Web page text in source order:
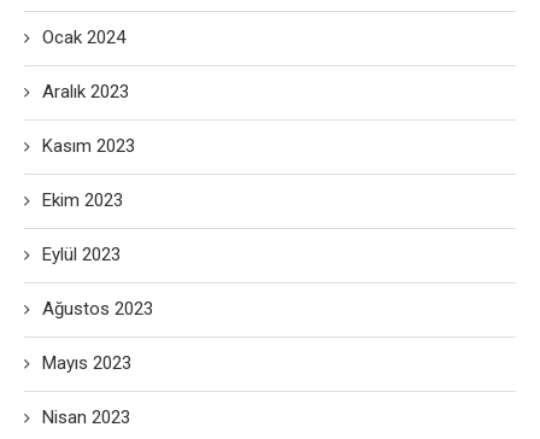
Ocak 2024
Aralık 2023
Kasım 2023
Ekim 2023
Eylül 2023
Ağustos 2023
Mayıs 2023
Nisan 2023